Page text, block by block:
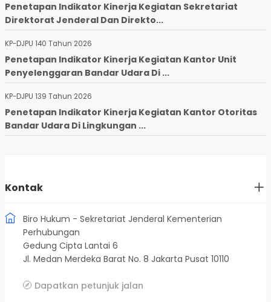
Penetapan Indikator Kinerja Kegiatan Sekretariat
Direktorat Jenderal Dan Direkto...
KP-DJPU 140 Tahun 2026
Penetapan Indikator Kinerja Kegiatan Kantor Unit
Penyelenggaran Bandar Udara Di ...
KP-DJPU 139 Tahun 2026
Penetapan Indikator Kinerja Kegiatan Kantor Otoritas
Bandar Udara Di Lingkungan ...
Kontak
Biro Hukum - Sekretariat Jenderal Kementerian
Perhubungan
Gedung Cipta Lantai 6
Jl. Medan Merdeka Barat No. 8 Jakarta Pusat 10110
Dapatkan petunjuk jalan